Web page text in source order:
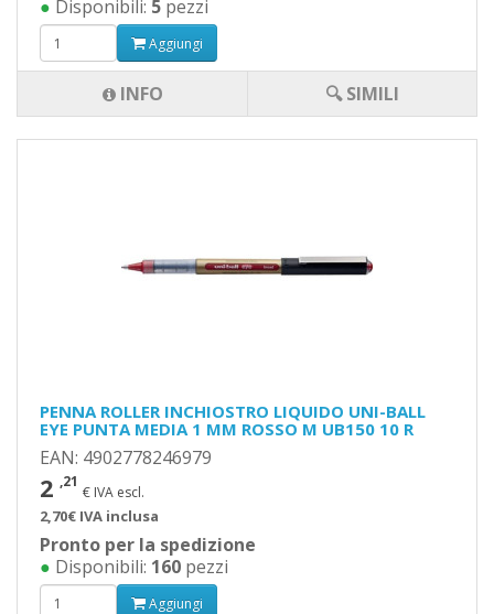
● Disponibili: 5 pezzi
Aggiungi
INFO 🔍 SIMILI
PENNA ROLLER INCHIOSTRO LIQUIDO UNI-BALL
EYE PUNTA MEDIA 1 MM ROSSO M UB150 10 R
EAN: 4902778246979
2 ,21
€ IVA escl.
2,70€ IVA inclusa
Pronto per la spedizione
● Disponibili: 160 pezzi
Aggiungi